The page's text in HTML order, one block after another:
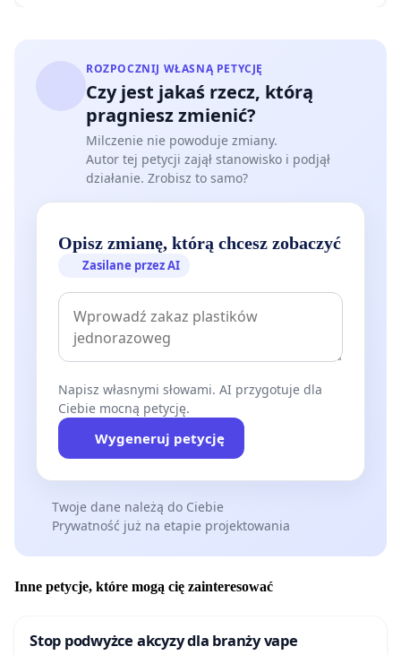
ROZPOCZNIJ WŁASNĄ PETYCJĘ
Czy jest jakaś rzecz, którą
pragniesz zmienić?
Milczenie nie powoduje zmiany.
Autor tej petycji zajął stanowisko i podjął
działanie. Zrobisz to samo?
Opisz zmianę, którą chcesz zobaczyć
Zasilane przez AI
Napisz własnymi słowami. AI przygotuje dla
Ciebie mocną petycję.
Wygeneruj petycję
Twoje dane należą do Ciebie
Prywatność już na etapie projektowania
Inne petycje, które mogą cię zainteresować
Stop podwyżce akcyzy dla branży vape